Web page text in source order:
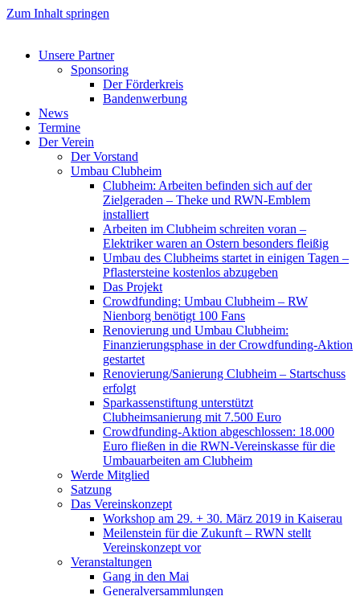
Zum Inhalt springen
Unsere Partner
Sponsoring
Der Förderkreis
Bandenwerbung
News
Termine
Der Verein
Der Vorstand
Umbau Clubheim
Clubheim: Arbeiten befinden sich auf der
Zielgeraden – Theke und RWN-Emblem
installiert
Arbeiten im Clubheim schreiten voran –
Elektriker waren an Ostern besonders fleißig
Umbau des Clubheims startet in einigen Tagen –
Pflastersteine kostenlos abzugeben
Das Projekt
Crowdfunding: Umbau Clubheim – RW
Nienborg benötigt 100 Fans
Renovierung und Umbau Clubheim:
Finanzierungsphase in der Crowdfunding-Aktion
gestartet
Renovierung/Sanierung Clubheim – Startschuss
erfolgt
Sparkassenstiftung unterstützt
Clubheimsanierung mit 7.500 Euro
Crowdfunding-Aktion abgeschlossen: 18.000
Euro fließen in die RWN-Vereinskasse für die
Umbauarbeiten am Clubheim
Werde Mitglied
Satzung
Das Vereinskonzept
Workshop am 29. + 30. März 2019 in Kaiserau
Meilenstein für die Zukunft – RWN stellt
Vereinskonzept vor
Veranstaltungen
Gang in den Mai
Generalversammlungen